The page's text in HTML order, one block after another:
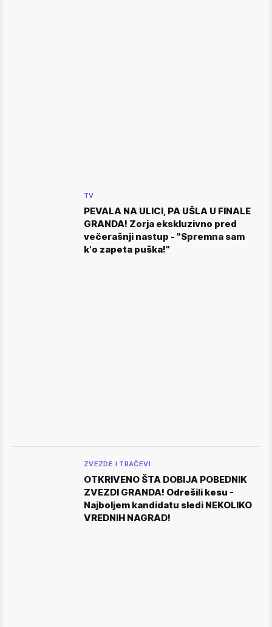
TV
PEVALA NA ULICI, PA UŠLA U FINALE
GRANDA! Zorja ekskluzivno pred
večerašnji nastup - "Spremna sam
k'o zapeta puška!"
ZVEZDE I TRAČEVI
OTKRIVENO ŠTA DOBIJA POBEDNIK
ZVEZDI GRANDA! Odrešili kesu -
Najboljem kandidatu sledi NEKOLIKO
VREDNIH NAGRAD!